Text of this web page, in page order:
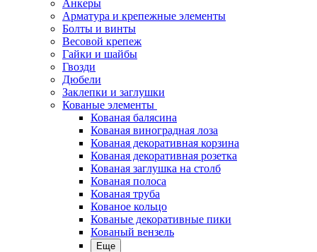
Анкеры
Арматура и крепежные элементы
Болты и винты
Весовой крепеж
Гайки и шайбы
Гвозди
Дюбели
Заклепки и заглушки
Кованые элементы
Кованая балясина
Кованая виноградная лоза
Кованая декоративная корзина
Кованая декоративная розетка
Кованая заглушка на столб
Кованая полоса
Кованая труба
Кованое кольцо
Кованые декоративные пики
Кованый вензель
Еще